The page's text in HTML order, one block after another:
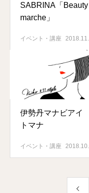
SABRINA「Beauty
marche」
イベント・講座
伊勢丹マナビア
トマナ
イベント・講座